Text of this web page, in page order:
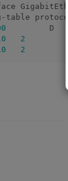
table
         D
2
2